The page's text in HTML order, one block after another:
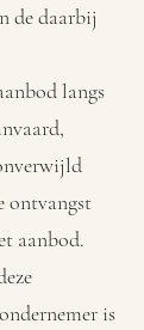
de daarbij
langs
ontvangst
aanbod.
is